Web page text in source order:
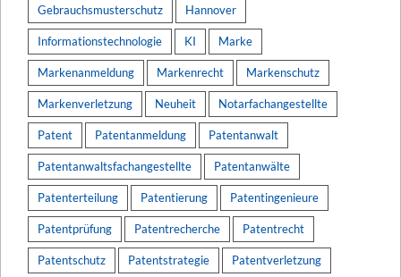
Gebrauchsmusterschutz Hannover
Informationstechnologie KI Marke
Markenanmeldung Markenrecht Markenschutz
Markenverletzung Neuheit Notarfachangestellte
Patent Patentanmeldung Patentanwalt
Patentanwaltsfachangestellte Patentanwälte
Patenterteilung Patentierung Patentingenieure
Patentprüfung Patentrecherche Patentrecht
Patentschutz Patentstrategie Patentverletzung